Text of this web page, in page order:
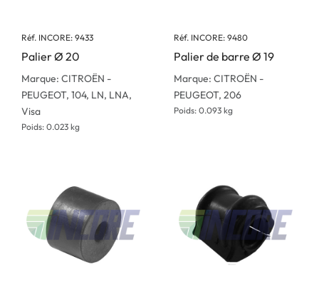
Réf. INCORE: 9433
Palier Ø 20
Marque: CITROËN -
PEUGEOT, 104, LN, LNA,
Visa
Poids: 0.023 kg
Réf. INCORE: 9480
Palier de barre Ø 19
Marque: CITROËN -
PEUGEOT, 206
Poids: 0.093 kg